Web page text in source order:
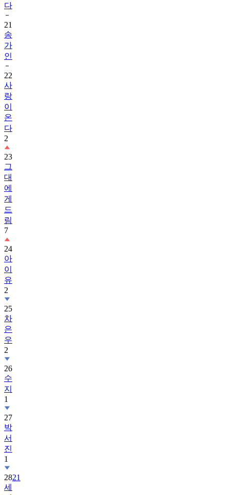
다
21
송
가
인
22
사
랑
이
온
다
2
23
그
대
에
게
드
림
7
24
아
이
유
2
25
차
은
우
2
26
수
지
1
27
박
서
진
1
2821
세